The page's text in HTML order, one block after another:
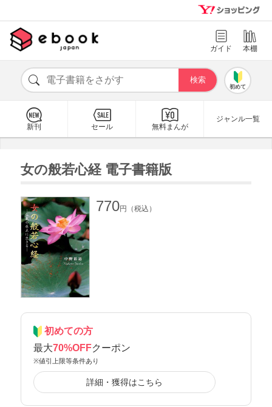
ガイド 本棚
初めて
新刊 セール 無料まんが
ジャンル一覧
女の般若心経 電子書籍版
770円（税込）
初めての方
最大70%OFFクーポン
※値引上限等条件あり
詳細・獲得はこちら